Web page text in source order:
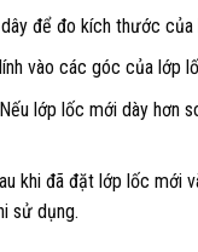
để đo kích thước
vào các góc của lớp
lớp lốc mới dày hơn
khi đã đặt lớp lốc
sử dụng.